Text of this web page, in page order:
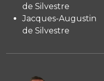
de Silvestre
Jacques-Augustin
de Silvestre